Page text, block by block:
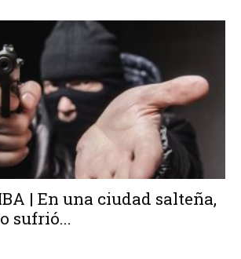
| En una ciudad salteña,
sufrió...